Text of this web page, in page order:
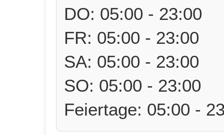
DO: 05:00 - 23:00
FR: 05:00 - 23:00
SA: 05:00 - 23:00
SO: 05:00 - 23:00
Feiertage: 05:00 -